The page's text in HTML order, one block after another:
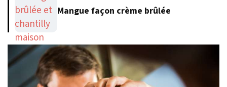
Mangue façon crème brûlée